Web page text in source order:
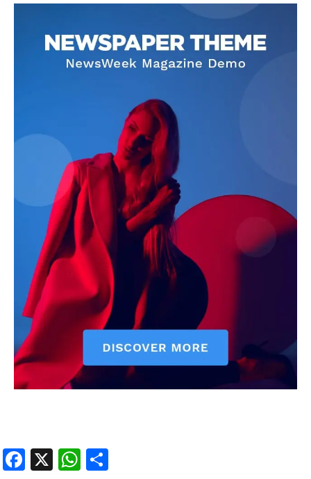
AIN NEWS 1
Contact Us
Privacy Policy
Terms of Use Agreement
Facebook
X WhatsApp
Share
Facebook
X WhatsApp